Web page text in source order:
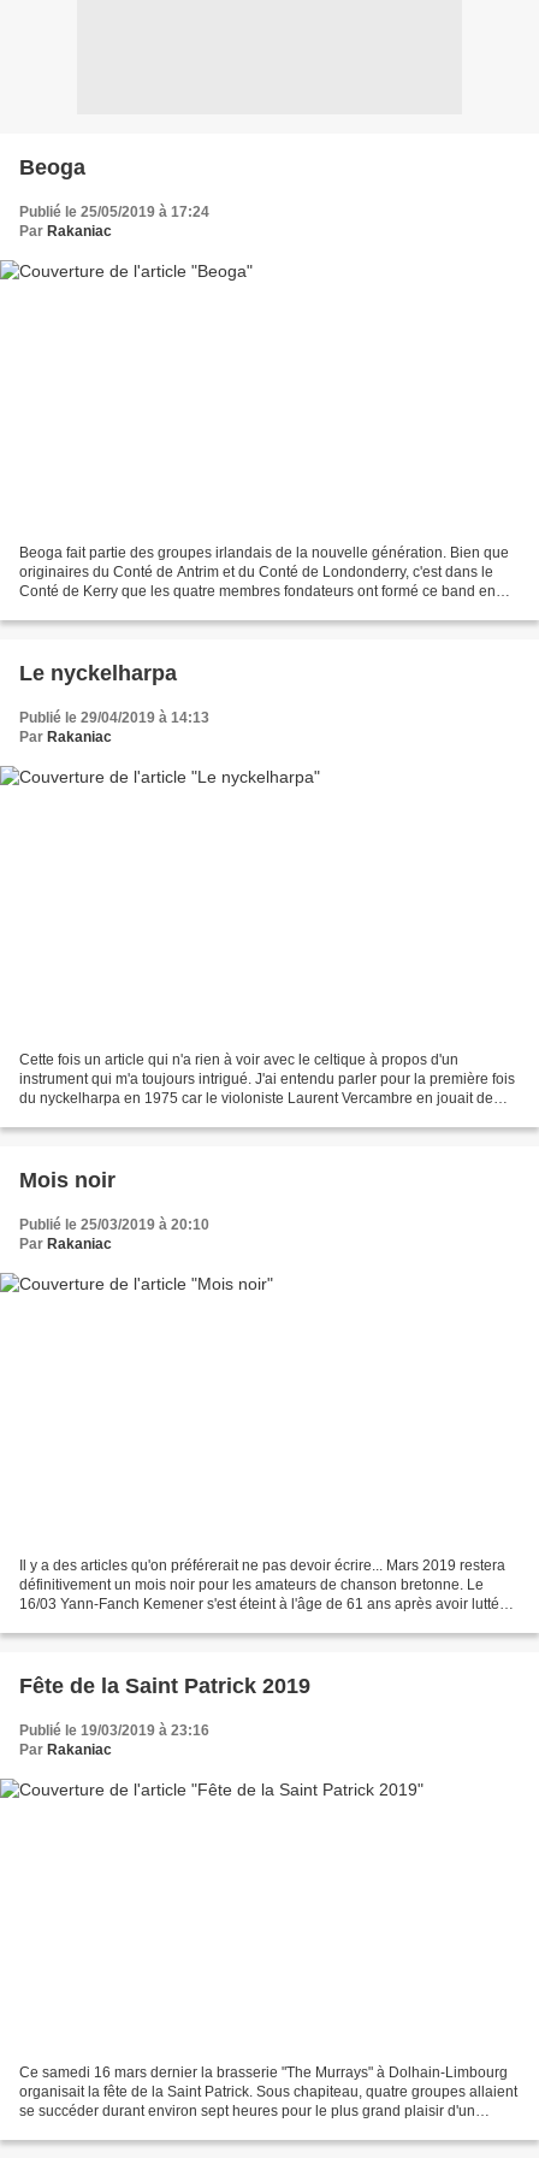
Beoga
Publié le 25/05/2019 à 17:24
Par Rakaniac
Beoga fait partie des groupes irlandais de la nouvelle génération. Bien que
originaires du Conté de Antrim et du Conté de Londonderry, c'est dans le
Conté de Kerry que les quatre membres fondateurs ont formé ce band en
Le nyckelharpa
Publié le 29/04/2019 à 14:13
Par Rakaniac
Cette fois un article qui n'a rien à voir avec le celtique à propos d'un
instrument qui m'a toujours intrigué. J'ai entendu parler pour la première fois
du nyckelharpa en 1975 car le violoniste Laurent Vercambre en jouait de
Mois noir
Publié le 25/03/2019 à 20:10
Par Rakaniac
Il y a des articles qu'on préférerait ne pas devoir écrire... Mars 2019 restera
définitivement un mois noir pour les amateurs de chanson bretonne. Le
16/03 Yann-Fanch Kemener s'est éteint à l'âge de 61 ans après avoir lutté
Fête de la Saint Patrick 2019
Publié le 19/03/2019 à 23:16
Par Rakaniac
Ce samedi 16 mars dernier la brasserie "The Murrays" à Dolhain-Limbourg
organisait la fête de la Saint Patrick. Sous chapiteau, quatre groupes allaient
se succéder durant environ sept heures pour le plus grand plaisir d'un